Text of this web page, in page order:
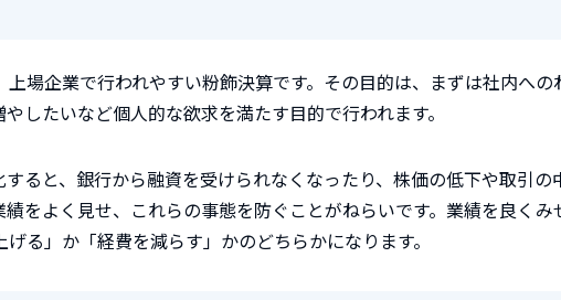
場企業で行われやすい粉飾決算です。その目的は、まずは社内への
したいなど個人的な欲求を満たす目的で行われます。
ると、銀行から融資を受けられなくなったり、株価の低下や取引の
をよく見せ、これらの事態を防ぐことがねらいです。業績を良くみ
る」か「経費を減らす」かのどちらかになります。